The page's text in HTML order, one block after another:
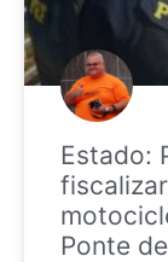
Estado:
Ponte